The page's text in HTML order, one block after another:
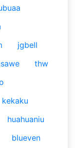
jgbell
thw
kekaku
huahuaniu
blueven